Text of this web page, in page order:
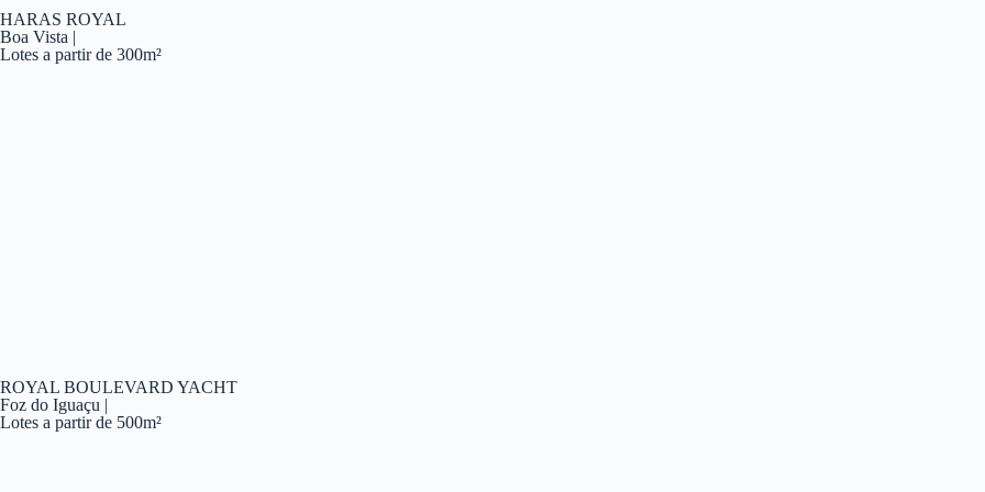
HARAS ROYAL
Boa Vista |
Lotes a partir de 300m²
ROYAL BOULEVARD YACHT
Foz do Iguaçu |
Lotes a partir de 500m²